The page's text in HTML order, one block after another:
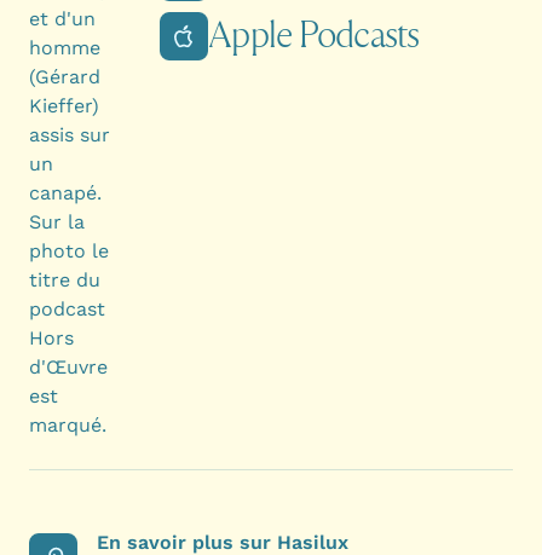
Apple Podcasts
En savoir plus sur Hasilux